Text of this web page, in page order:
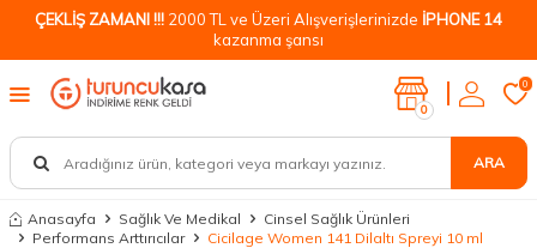
ÇEKLİŞ ZAMANI !!! 2000 TL ve Üzeri Alışverişlerinizde İPHONE 14
kazanma şansı
ARA
0
0
Anasayfa Sağlık Ve Medikal
Cinsel Sağlık Ürünleri
Performans Arttırıcılar
Cicilage Women 141 Dilaltı Spreyi 10 ml